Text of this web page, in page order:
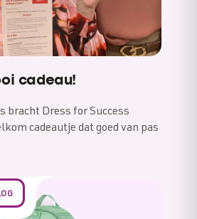
cadeau!
bracht Dress for Success
cadeautje dat goed van pas